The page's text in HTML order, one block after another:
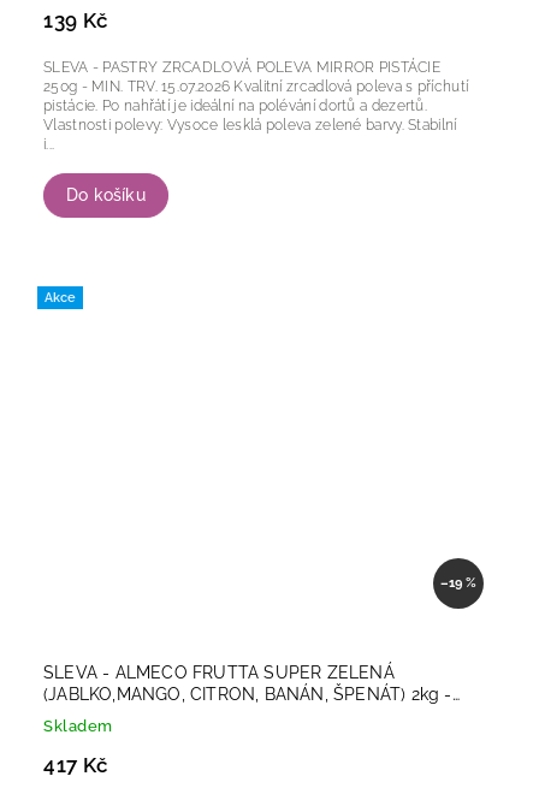
139 Kč
Do košíku
SLEVA - PASTRY ZRCADLOVÁ POLEVA MIRROR PISTÁCIE
250g - MIN. TRV. 15.07.2026 Kvalitní zrcadlová poleva s příchutí
pistácie. Po nahřátí je ideální na polévání dortů a dezertů.
Vlastnosti polevy: Vysoce lesklá poleva zelené barvy. Stabilní
i...
Akce
–19 %
SLEVA - ALMECO FRUTTA SUPER ZELENÁ
(JABLKO,MANGO, CITRON, BANÁN, ŠPENÁT) 2kg -
MIN. TRV. 27.6.2026
Skladem
417 Kč